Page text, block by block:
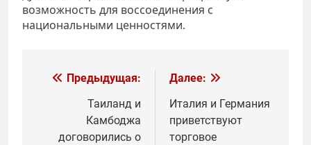
возможность для воссоединения с
национальными ценностями.
Навигация
записям
Предыдущая:
Таиланд и
Камбоджа
договорились о
Далее:
Италия и Германия
приветствуют
торговое